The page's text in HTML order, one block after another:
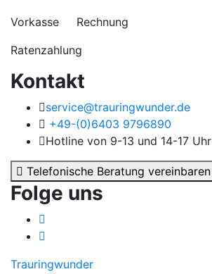
Vorkasse Rechnung
Ratenzahlung
Kontakt
service@trauringwunder.de
+49-(0)6403 9796890
Hotline von 9-13 und 14-17 Uhr
Telefonische Beratung vereinbaren
Folge uns
Trauringwunder